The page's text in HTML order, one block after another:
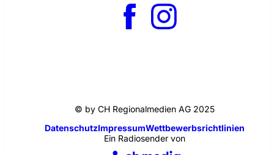
© by CH Regionalmedien AG 2025
DatenschutzImpressumWettbewerbsrichtlinien
Ein Radiosender von